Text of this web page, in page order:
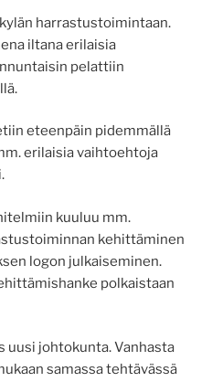
harrastustoimintaan.
iltana erilaisia
pelattiin
eteenpäin pidemmällä
erilaisia vaihtoehtoja
kuuluu mm.
kehittäminen
logon julkaiseminen.
polkaistaan
uusi johtokunta. Vanhasta
samassa tehtävässä